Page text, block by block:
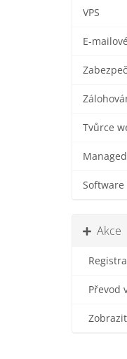
VPS
E-
Tvůrce
Software
Akce
Převod